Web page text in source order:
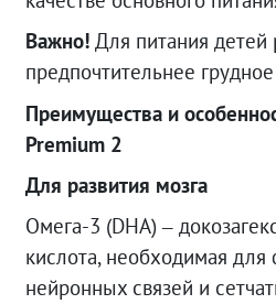
Важно! Для питания детей
предпочтительнее
Преимущества и
Premium 2
Для развития мозга
Омега-3 (DHA) –
кислота, необходимая
нейронных связей и